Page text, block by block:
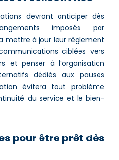
devront anticiper dès
imposés par
mettre à jour leur règlement
ciblées vers
et penser à l’organisation
dédiés aux pauses
évitera tout problème
du service et le bien-
pour être prêt dès